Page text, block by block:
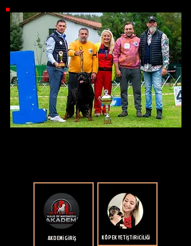
AKDEMİ GİRİŞ KÖPEK YETİŞTİRİCİLİĞİ